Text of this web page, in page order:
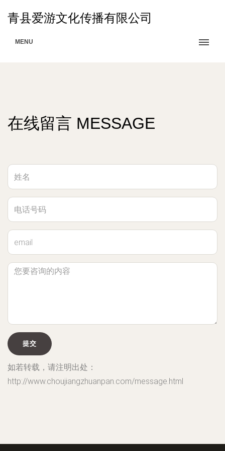
青县爱游文化传播有限公司
MENU
在线留言 MESSAGE
如若转载，请注明出处：
http://www.choujiangzhuanpan.com/message.html